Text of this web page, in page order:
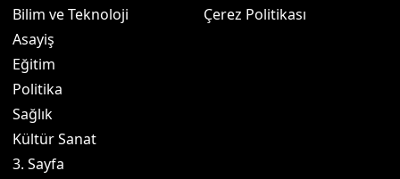
Bilim ve Teknoloji
Asayiş
Eğitim
Politika
Sağlık
Kültür Sanat
3. Sayfa
Çerez Politikası